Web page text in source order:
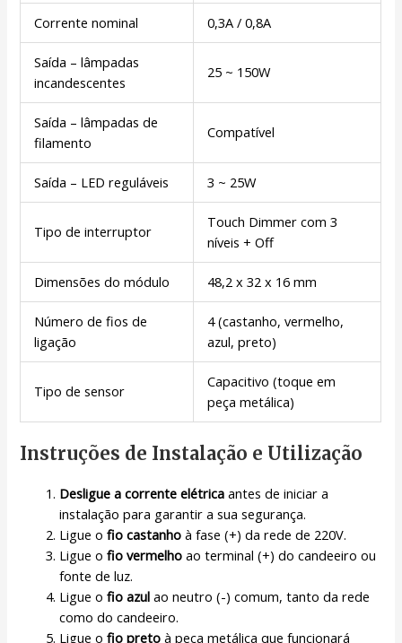
Corrente nominal 0,3A / 0,8A
Saída – lâmpadas
incandescentes
25 ~ 150W
Saída – lâmpadas de
filamento
Compatível
Saída – LED reguláveis 3 ~ 25W
Tipo de interruptor
Touch Dimmer com 3
níveis + Off
Dimensões do módulo 48,2 x 32 x 16 mm
Número de fios de
ligação
4 (castanho, vermelho,
azul, preto)
Tipo de sensor
Capacitivo (toque em
peça metálica)
Instruções de Instalação e Utilização
Desligue a corrente elétrica antes de iniciar a
instalação para garantir a sua segurança.
Ligue ofio castanho à fase (+) da rede de 220V.
Ligue ofio vermelho ao terminal (+) do candeeiro ou
fonte de luz.
Ligue ofio azul ao neutro (-) comum, tanto da rede
como do candeeiro.
Ligue ofio preto à peça metálica que funcionará